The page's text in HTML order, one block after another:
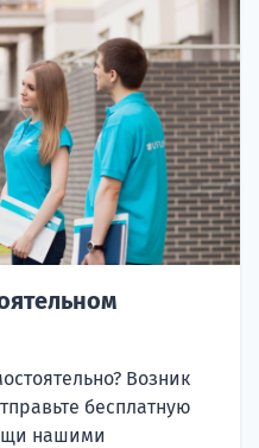
Возник
бесплатную
нашими